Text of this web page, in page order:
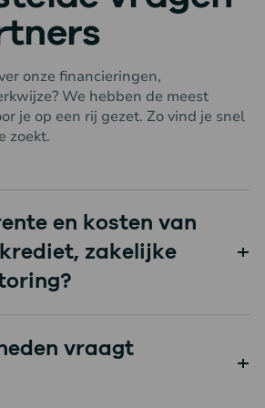
onze financieringen,
We hebben de meest
je op een rij gezet. Zo vind je snel
zoekt.
en kosten van
zakelijke
vraagt